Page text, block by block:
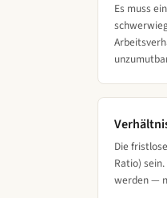
Es muss
Die
Ratio)
werden —